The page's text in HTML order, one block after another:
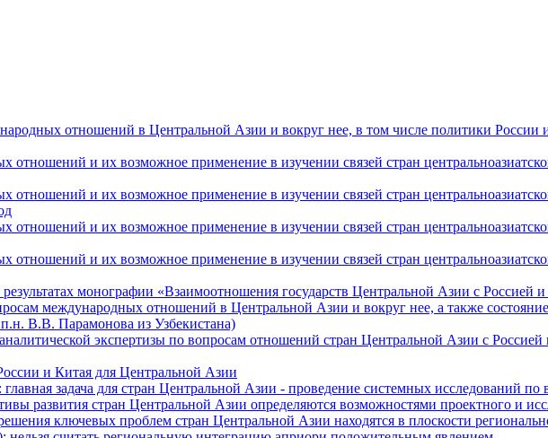
отношений в Центральной Азии и вокруг нее, в том числе политики России
и их возможное применение в изучении связей стран
и их возможное применение в изучении связей стран
и их возможное применение в изучении связей стран
и их возможное применение в изучении связей стран
монографии «Взаимоотношения государств Центральной Азии с Россией
международных отношений в Центральной Азии и вокруг нее, а также состояние
В.В. Парамонова из Узбекистана)
экспертизы по вопросам отношений стран Центральной Азии с
и Китая для Центральной Азии
задача для стран Центральной Азии - проведение системных исследований по
развития стран Центральной Азии определяются возможностями проектного и
ключевых проблем стран Центральной Азии находятся в плоскости